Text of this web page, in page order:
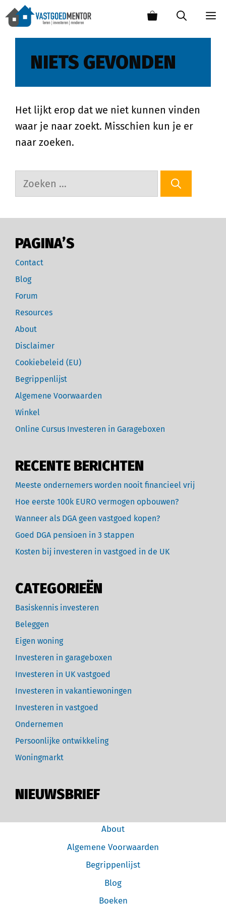
NIETS GEVONDEN
Het lijkt erop dat we niet kunnen vinden
waar je naar zoekt. Misschien kun je er
naar zoeken.
PAGINA’S
Contact
Blog
Forum
Resources
About
Disclaimer
Cookiebeleid (EU)
Begrippenlijst
Algemene Voorwaarden
Winkel
Online Cursus Investeren in Garageboxen
RECENTE BERICHTEN
Meeste ondernemers worden nooit financieel vrij
Hoe eerste 100k EURO vermogen opbouwen?
Wanneer als DGA geen vastgoed kopen?
Goed DGA pensioen in 3 stappen
Kosten bij investeren in vastgoed in de UK
CATEGORIEËN
Basiskennis investeren
Beleggen
Eigen woning
Investeren in garageboxen
Investeren in UK vastgoed
Investeren in vakantiewoningen
Investeren in vastgoed
Ondernemen
Persoonlijke ontwikkeling
Woningmarkt
NIEUWSBRIEF
About
Algemene Voorwaarden
Begrippenlijst
Blog
Boeken